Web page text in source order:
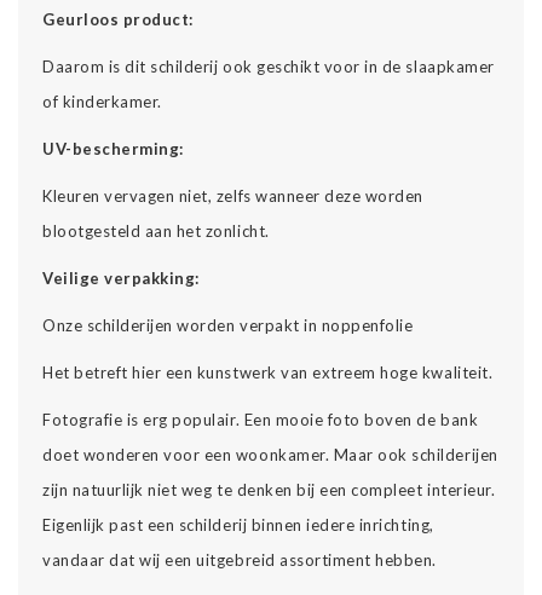
Geurloos product:
Daarom is dit schilderij ook geschikt voor in de slaapkamer
of kinderkamer.
UV-bescherming:
Kleuren vervagen niet, zelfs wanneer deze worden
blootgesteld aan het zonlicht.
Veilige verpakking:
Onze schilderijen worden verpakt in noppenfolie
Het betreft hier een kunstwerk van extreem hoge kwaliteit.
Fotografie is erg populair. Een mooie foto boven de bank
doet wonderen voor een woonkamer. Maar ook schilderijen
zijn natuurlijk niet weg te denken bij een compleet interieur.
Eigenlijk past een schilderij binnen iedere inrichting,
vandaar dat wij een uitgebreid assortiment hebben.